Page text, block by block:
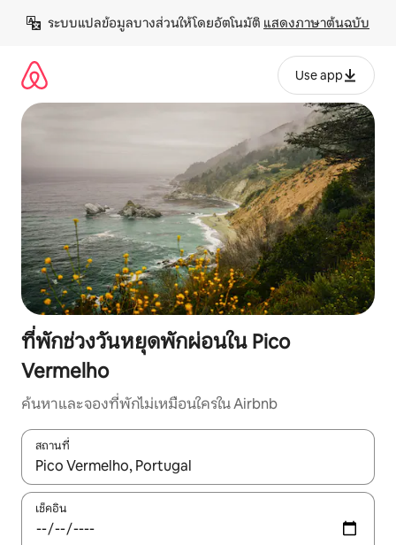
เนื้อหา
ระบบแปลข้อมูลบางส่วนให้โดยอัตโนมัติ แสดงภาษาต้นฉบับ
Use app
ที่พักช่วงวันหยุดพักผ่อนใน Pico
Vermelho
ค้นหาและจองที่พักไม่เหมือนใครใน Airbnb
สถานที่
ใช้ลูกศรขึ้นลง หรือใช้การสัมผัสหรือปัด เพื่อสำรวจผลการค้นหา
เช็คอิน